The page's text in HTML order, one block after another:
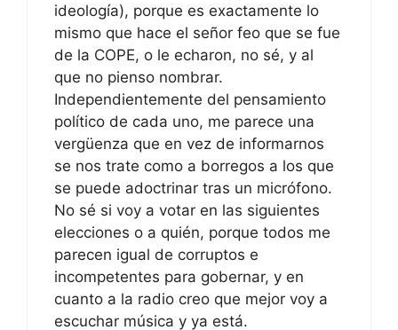
ideología), porque es exactamente lo
mismo que hace el señor feo que se fue
de la COPE, o le echaron, no sé, y al
que no pienso nombrar.
Independientemente del pensamiento
político de cada uno, me parece una
vergüenza que en vez de informarnos
se nos trate como a borregos a los que
se puede adoctrinar tras un micrófono.
No sé si voy a votar en las siguientes
elecciones o a quién, porque todos me
parecen igual de corruptos e
incompetentes para gobernar, y en
cuanto a la radio creo que mejor voy a
escuchar música y ya está.